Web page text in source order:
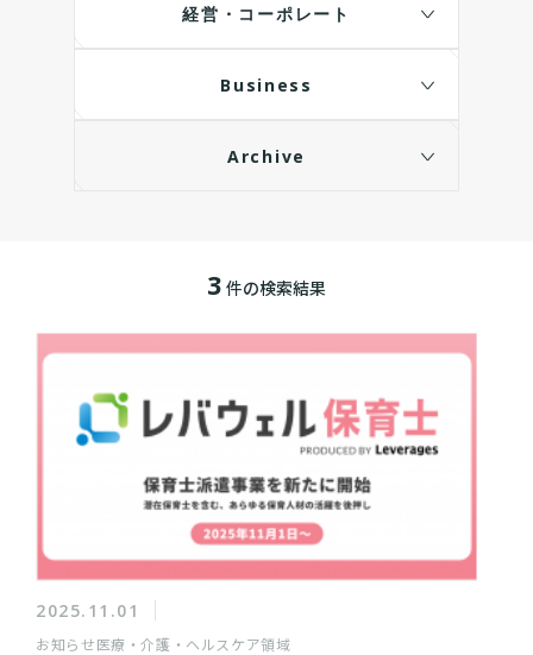
経営・コーポレート
Business
Archive
3 件の検索結果
2025.11.01
お知らせ医療・介護・ヘルスケア領域